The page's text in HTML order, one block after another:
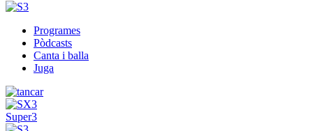
Programes
Pòdcasts
Canta i balla
Juga
Super3